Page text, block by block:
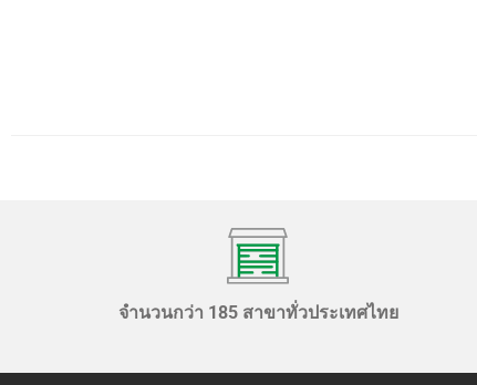
จำนวนกว่า 185 สาขาทั่วประเทศไทย